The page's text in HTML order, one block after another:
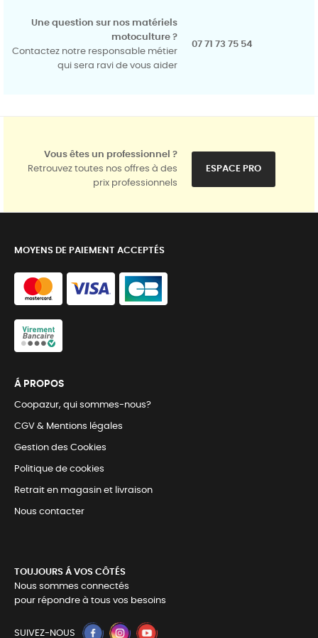
Une question sur nos matériels
motoculture ?
Contactez notre responsable métier
qui sera ravi de vous aider
07 71 73 75 54
Vous êtes un professionnel ?
Retrouvez toutes nos offres à des
prix professionnels
ESPACE PRO
MOYENS DE PAIEMENT ACCEPTÉS
Á PROPOS
Coopazur, qui sommes-nous?
CGV & Mentions légales
Gestion des Cookies
Politique de cookies
Retrait en magasin et livraison
Nous contacter
TOUJOURS Á VOS CÔTÉS
Nous sommes connectés
pour répondre à tous vos besoins
SUIVEZ-NOUS